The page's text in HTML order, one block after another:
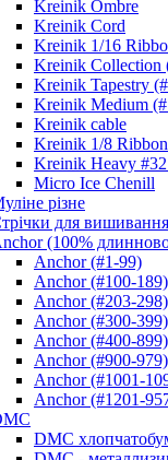
Kreinik Ombre
Kreinik Cord
Kreinik 1/16
Kreinik Collection
Kreinik Tapestry
Kreinik Medium
Kreinik cable
Kreinik 1/8 Ribbon
Kreinik Heavy
Micro Ice Chenill
різне
для
(100%
Anchor (#1-99)
Anchor (#100-189)
Anchor (#203-298)
Anchor (#300-399)
Anchor (#400-899)
Anchor (#900-979)
Anchor (#1001-
Anchor (#1201-
DMC